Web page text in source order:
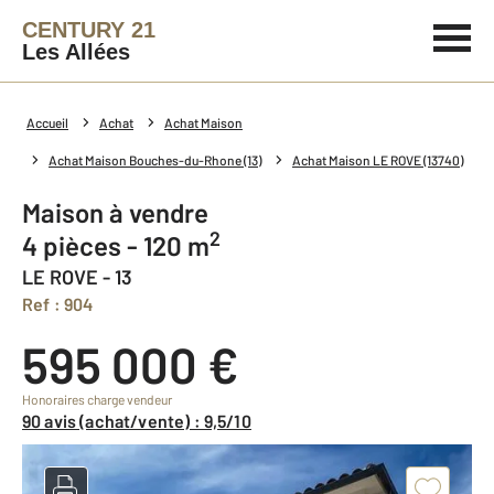
CENTURY 21
Les Allées
Accueil Achat Achat Maison
Achat Maison Bouches-du-Rhone (13) Achat Maison LE ROVE (13740)
Maison à vendre
4 pièces - 120 m2
LE ROVE - 13
Ref : 904
595 000 €
Honoraires charge vendeur
90 avis (achat/vente) : 9,5/10